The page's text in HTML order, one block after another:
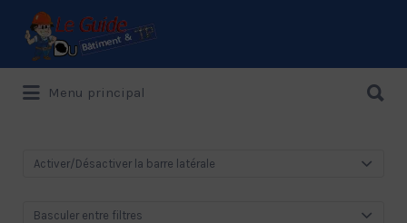
Le Guide de référence depuis 1995
Rechercher:
Menu principal
Activer/Désactiver la barre latérale
Basculer entre filtres